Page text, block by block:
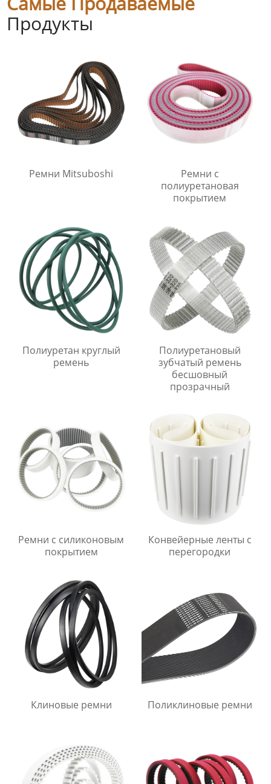
Продукты
Ремни Mitsuboshi
Ремни с
полиуретановая
покрытием
Полиуретан круглый
ремень
Полиуретановый
зубчатый ремень
бесшовный
прозрачный
Ремни с силиконовым
покрытием
Конвейерные ленты с
перегородки
Клиновые ремни Поликлиновые ремни